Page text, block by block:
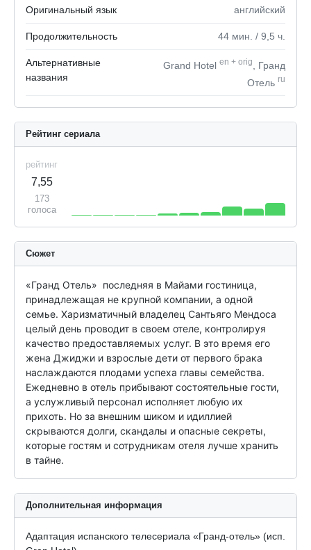
Оригинальный язык английский
Продолжительность 44 мин. / 9,5 ч.
Альтернативные
названия
Grand Hotel en + orig
, Гранд
Отель ru
Рейтинг сериала
рейтинг
7,55
173
голоса
Сюжет
«Гранд Отель»  последняя в Майами гостиница,
принадлежащая не крупной компании, а одной
семье. Харизматичный владелец Сантьяго Мендоса
целый день проводит в своем отеле, контролируя
качество предоставляемых услуг. В это время его
жена Джиджи и взрослые дети от первого брака
наслаждаются плодами успеха главы семейства.
Ежедневно в отель прибывают состоятельные гости,
а услужливый персонал исполняет любую их
прихоть. Но за внешним шиком и идиллией
скрываются долги, скандалы и опасные секреты,
которые гостям и сотрудникам отеля лучше хранить
в тайне.
Дополнительная информация
Адаптация испанского телесериала «Гранд-отель» (исп.